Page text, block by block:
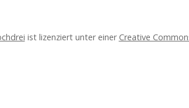
ist lizenziert unter einer Creative